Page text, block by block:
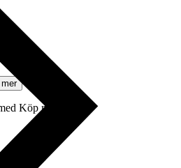
mer
Köp nu.